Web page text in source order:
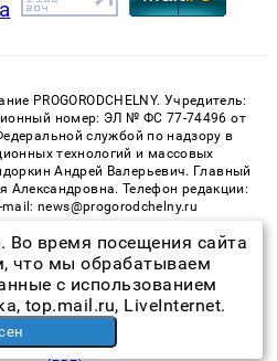
PROGORODCHELNY. Учредитель:
номер: ЭЛ № ФС 77-74496 от
службой по надзору в
технологий и массовых
Андрей Валерьевич. Главный
Александровна. Телефон редакции:
news@progorodchelny.ru
применяются рекомендательные
технологии предоставления
систематизации и анализа
пользователей сети
на территории Российской
рекомендательных
обменной сети
время посещения сайта
что мы обрабатываем
с использованием
top.mail.ru, LiveInternet.